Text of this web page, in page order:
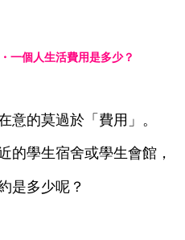
一個人生活費用是多少？
意的莫過於「費用」。
的學生宿舍或學生會館，
是多少呢？